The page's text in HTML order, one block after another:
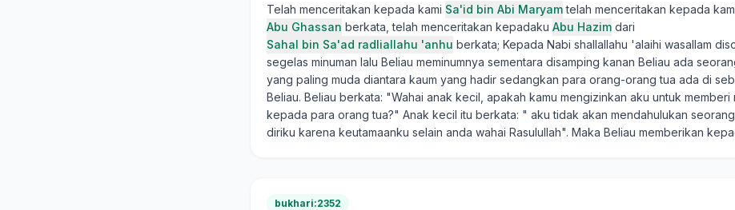
Telah menceritakan kepada kami Sa'id bin Abi Maryamtelah menceritakan kepada
Abu Ghassan berkata, telah menceritakan kepadaku Abu Hazim dari
Sahal bin Sa'ad radliallahu 'anhu berkata; Kepada Nabi shallallahu 'alaihi wasallam
segelas minuman lalu Beliau meminumnya sementara disamping kanan Beliau ada
yang paling muda diantara kaum yang hadir sedangkan para orang-orang tua ada di
Beliau. Beliau berkata: "Wahai anak kecil, apakah kamu mengizinkan aku untuk memberi
kepada para orang tua?" Anak kecil itu berkata: " aku tidak akan mendahulukan
diriku karena keutamaanku selain anda wahai Rasulullah". Maka Beliau memberikan
bukhari:2352